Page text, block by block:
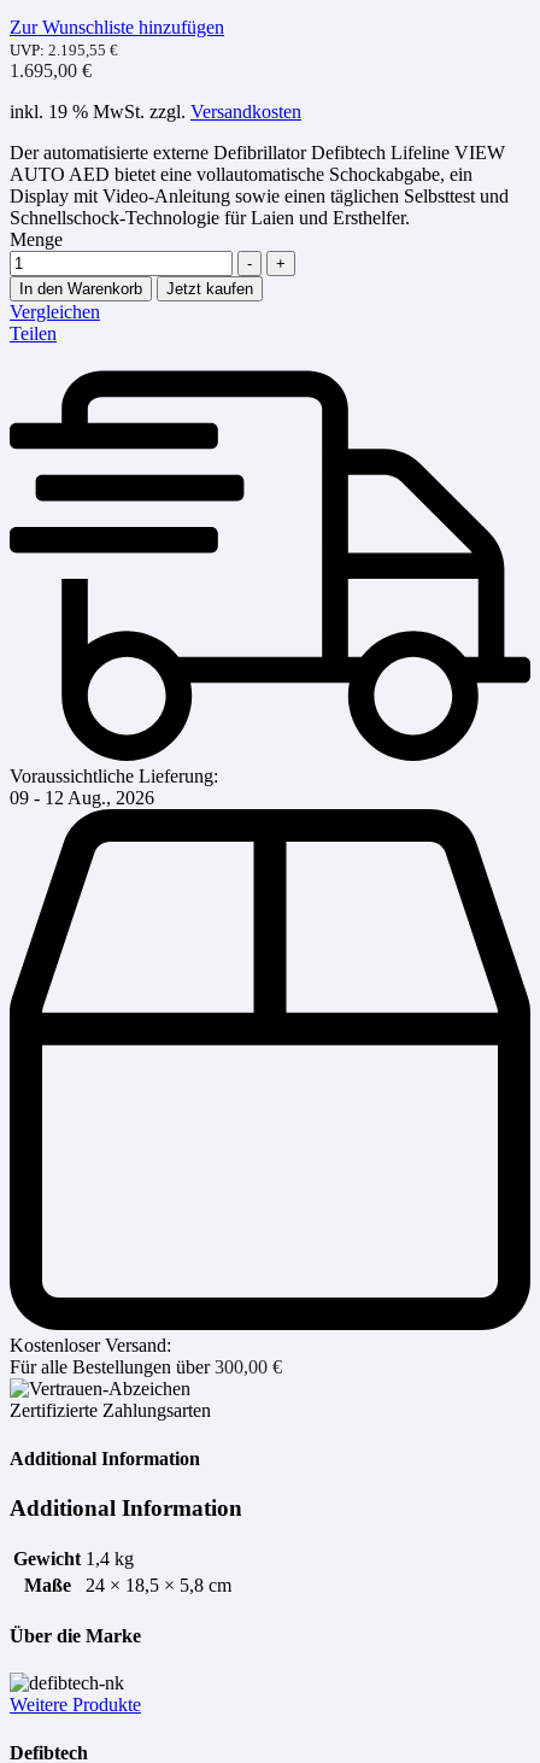
Zur Wunschliste hinzufügen
UVP: 2.195,55 €
1.695,00 €
inkl. 19 % MwSt. zzgl. Versandkosten
Der automatisierte externe Defibrillator Defibtech Lifeline VIEW
AUTO AED bietet eine vollautomatische Schockabgabe, ein
Display mit Video-Anleitung sowie einen täglichen Selbsttest und
Schnellschock-Technologie für Laien und Ersthelfer.
Menge
-
+
In den Warenkorb
Jetzt kaufen
Vergleichen
Teilen
Voraussichtliche Lieferung:
09 - 12 Aug., 2026
Kostenloser Versand:
Für alle Bestellungen über300,00 €
Zertifizierte Zahlungsarten
Additional Information
Additional Information
Gewicht 1,4 kg
Maße
24 × 18,5 × 5,8 cm
Über die Marke
Weitere Produkte
Defibtech